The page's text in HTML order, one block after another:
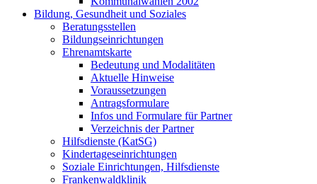
Bildung, Gesundheit und Soziales
Beratungsstellen
Bildungseinrichtungen
Ehrenamtskarte
Bedeutung und Modalitäten
Aktuelle Hinweise
Voraussetzungen
Antragsformulare
Infos und Formulare für Partner
Verzeichnis der Partner
Hilfsdienste (KatSG)
Kindertageseinrichtungen
Soziale Einrichtungen, Hilfsdienste
Frankenwaldklinik